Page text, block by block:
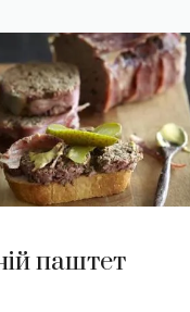
паштет